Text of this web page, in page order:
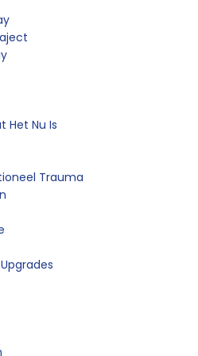
Het Nu Is
Trauma